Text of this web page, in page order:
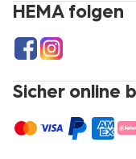
HEMA folgen
Sicher online